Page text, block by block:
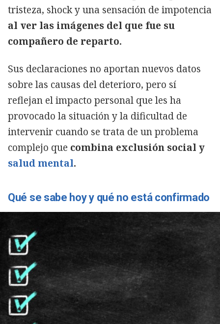
tristeza, shock y una sensación de impotencia
al ver las imágenes del que fue su
compañero de reparto.
Sus declaraciones no aportan nuevos datos
sobre las causas del deterioro, pero sí
reflejan el impacto personal que les ha
provocado la situación y la dificultad de
intervenir cuando se trata de un problema
complejo que combina exclusión social y
salud mental.
Qué se sabe hoy y qué no está confirmado